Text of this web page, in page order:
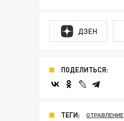
ДЗЕН
ПОДЕЛИТЬСЯ:
ТЕГИ: ОТРАВЛЕНИЕ